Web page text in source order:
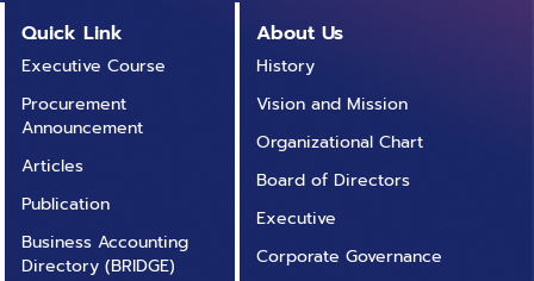
Quick Link
Executive Course
Procurement
Announcement
Articles
Publication
Business Accounting
Directory (BRIDGE)
About Us
History
Vision and Mission
Organizational Chart
Board of Directors
Executive
Corporate Governance